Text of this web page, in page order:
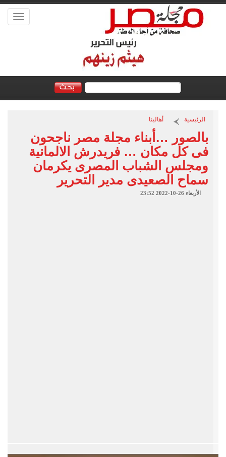
Toggle
الرئيسية أهالينا
بالصور …أبناء مجلة مصر ناجحون
فى كل مكان … فريدرش الالمانية
ومجلس الشباب المصرى يكرمان
سماح الصعيدى مدير التحرير
الأربعاء 26-10-2022 23:52